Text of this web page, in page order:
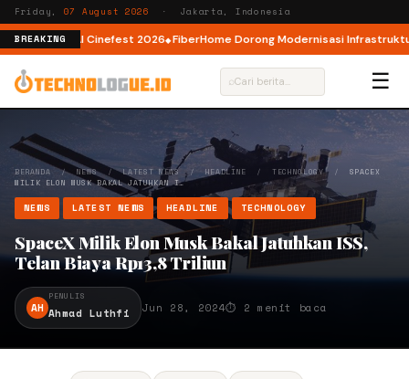
Friday, 07 August 2026 · Jakarta, Indonesia
BREAKING
AI lewat AI Cinefest 2026 FiberHome Dorong Modernisasi Infrastruktur
⌕ ☰
BERANDA / NEWS/LATEST NEWS / HEADLINE /TECHNOLOGY/ SPACEX
MILIK ELON MUSK BAKAL JATUHKAN I…
NEWS LATEST NEWS HEADLINE TECHNOLOGY
SpaceX Milik Elon Musk Bakal Jatuhkan ISS,
Telan Biaya Rp13,8 Triliun
AH
PENULIS
Ahmad Luthfi Jun 28, 2024⏱ 2 menit baca